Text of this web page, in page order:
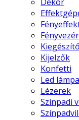
Dekor
Kijelzők
Konfetti
Led
Lézerek
Színpadi